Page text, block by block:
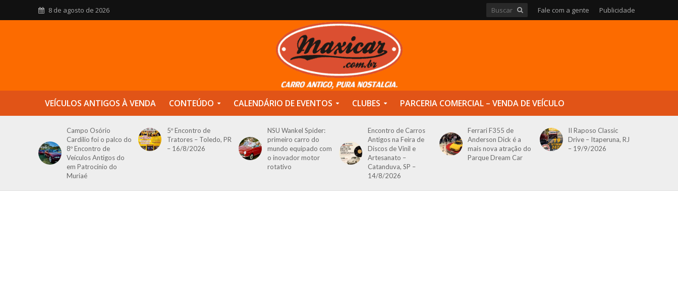
8 de agosto de 2026 Fale com a gente Publicidade
VEÍCULOS ANTIGOS À VENDA CONTEÚDO CALENDÁRIO DE EVENTOS CLUBES PARCERIA COMERCIAL – VENDA DE VEÍCULO
Campo Osório
Cardilio foi o palco do
8º Encontro de
Veículos Antigos do
em Patrocínio do
Muriaé
5º Encontro de
Tratores – Toledo, PR
– 16/8/2026
NSU Wankel Spider:
primeiro carro do
mundo equipado com
o inovador motor
rotativo
Encontro de Carros
Antigos na Feira de
Discos de Vinil e
Artesanato –
Catanduva, SP –
14/8/2026
Ferrari F355 de
Anderson Dick é a
mais nova atração do
Parque Dream Car
II Raposo Classic
Drive – Itaperuna, RJ
– 19/9/2026